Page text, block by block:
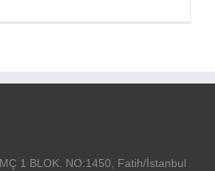
1 BLOK. NO:1450, Fatih/İstanbul